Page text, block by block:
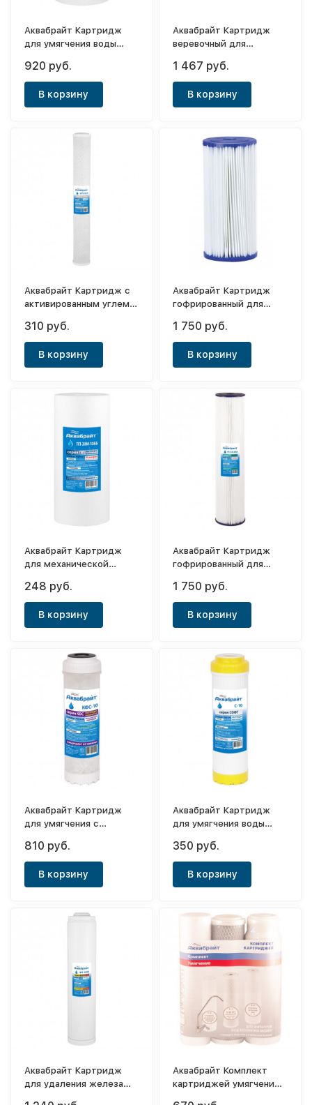
Аквабрайт Картридж
для умягчения воды
920 руб.
В корзину
Аквабрайт Картридж
веревочный для
Феррум-10ББ
1 467 руб.
В корзину
Аквабрайт Картридж с
активированным углем
310 руб.
В корзину
Аквабрайт Картридж
гофрированный для
воды ГП-20М-20ББ
1 750 руб.
В корзину
Аквабрайт Картридж
для механической
10" (20мк)
248 руб.
В корзину
Аквабрайт Картридж
гофрированный для
воды ГП-5М-20ББ
1 750 руб.
В корзину
Аквабрайт Картридж
для умягчения с
810 руб.
В корзину
Аквабрайт Картридж
для умягчения воды
350 руб.
В корзину
Аквабрайт Картридж
для удаления железа
Аквабрайт Комплект
картриджей умягчение